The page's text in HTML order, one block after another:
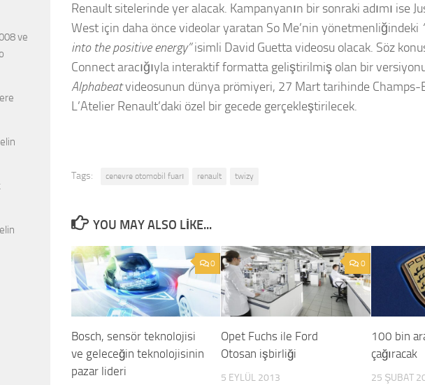
Renault sitelerinde yer alacak. Kampanyanın bir sonraki adımı ise
West için daha önce videolar yaratan So Me’nin yönetmenliğindeki
into the positive energy”isimli David Guetta videosu olacak. Söz
Connect aracığıyla interaktif formatta geliştirilmiş olan bir
Alphabeatvideosunun dünya prömiyeri, 27 Mart tarihinde Champs-
L’Atelier Renault’daki özel bir gecede gerçekleştirilecek.
Tags: cenevre otomobil fuarı renault twizy
YOU MAY ALSO LIKE...
0
Bosch, sensör teknolojisi
ve geleceğin teknolojisinin
pazar lideri
0
Opet Fuchs ile Ford
Otosan işbirliği
5 EYLÜL 2013
100 bin
çağıracak
25 ŞUBAT
ve